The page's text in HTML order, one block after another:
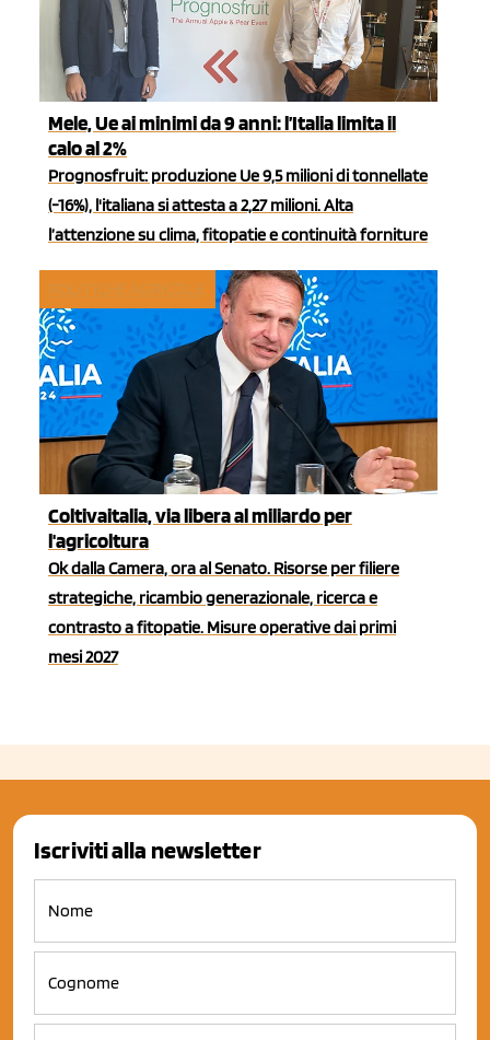
Mele, Ue ai minimi da 9 anni: l’Italia limita il
calo al 2%
Prognosfruit: produzione Ue 9,5 milioni di tonnellate
(-16%), l'italiana si attesta a 2,27 milioni. Alta
l’attenzione su clima, fitopatie e continuità forniture
Coltivaitalia, via libera al miliardo per
l'agricoltura
Ok dalla Camera, ora al Senato. Risorse per filiere
strategiche, ricambio generazionale, ricerca e
contrasto a fitopatie. Misure operative dai primi
mesi 2027
Iscriviti alla newsletter